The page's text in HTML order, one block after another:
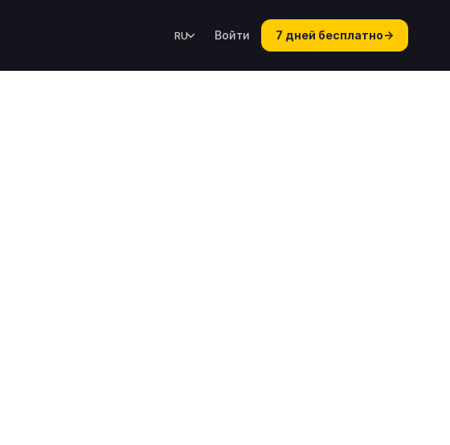
RU Войти 7 дней бесплатно→